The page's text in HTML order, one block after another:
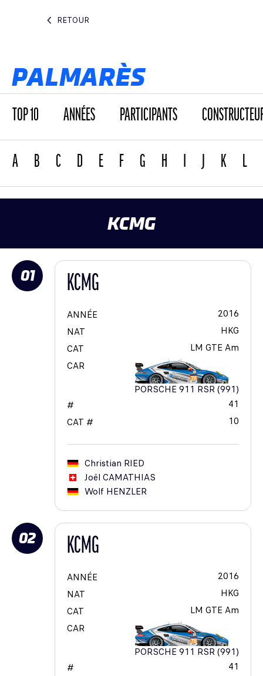
RETOUR
PALMARÈS
TOP 10 ANNÉES PARTICIPANTS
A B C D E F G H I J K L
KCMG
01 KCMG
ANNÉE
2016
NAT
HKG
CAT
LM GTE Am
CAR
PORSCHE 911 RSR (991)
#
41
CAT #
10
Christian RIED
Joël CAMATHIAS
Wolf HENZLER
02 KCMG
ANNÉE
2016
NAT
HKG
CAT
LM GTE Am
CAR
PORSCHE 911 RSR (991)
#
41